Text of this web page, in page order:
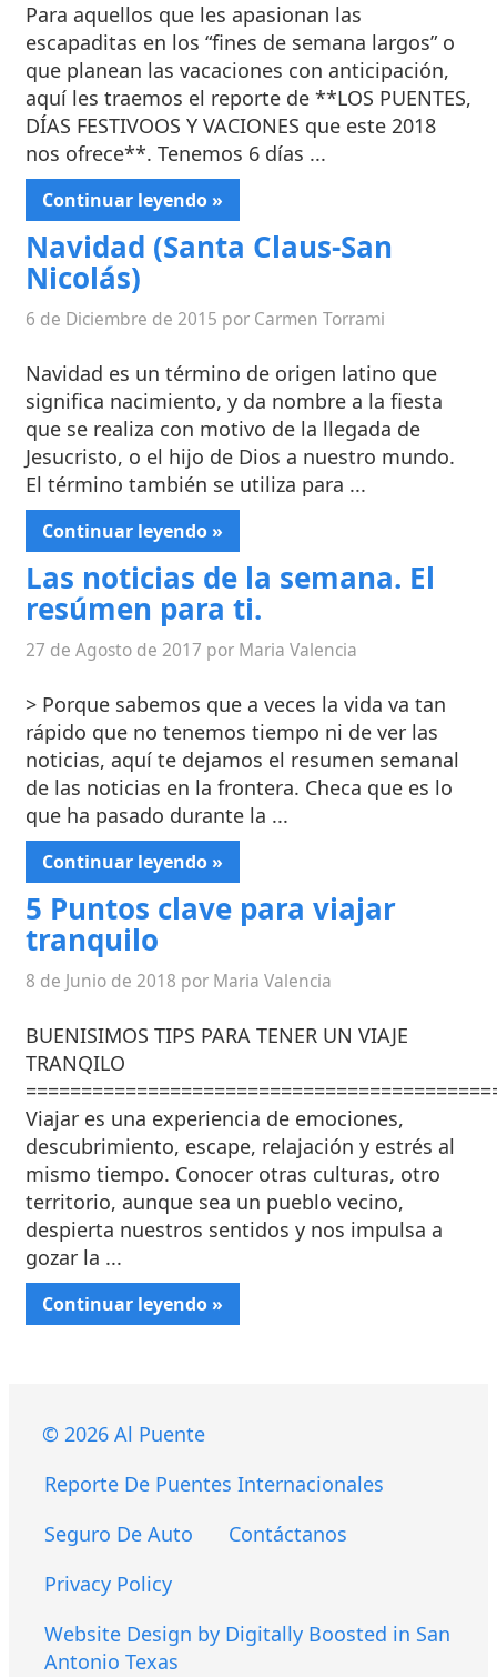
Para aquellos que les apasionan las
escapaditas en los “fines de semana largos” o
que planean las vacaciones con anticipación,
aquí les traemos el reporte de **LOS PUENTES,
DÍAS FESTIVOOS Y VACIONES que este 2018
nos ofrece**. Tenemos 6 días ...
Continuar leyendo »
Navidad (Santa Claus-San
Nicolás)
6 de Diciembre de 2015 por Carmen Torrami
Navidad es un término de origen latino que
significa nacimiento, y da nombre a la fiesta
que se realiza con motivo de la llegada de
Jesucristo, o el hijo de Dios a nuestro mundo.
El término también se utiliza para ...
Continuar leyendo »
Las noticias de la semana. El
resúmen para ti.
27 de Agosto de 2017 por Maria Valencia
> Porque sabemos que a veces la vida va tan
rápido que no tenemos tiempo ni de ver las
noticias, aquí te dejamos el resumen semanal
de las noticias en la frontera. Checa que es lo
que ha pasado durante la ...
Continuar leyendo »
5 Puntos clave para viajar
tranquilo
8 de Junio de 2018 por Maria Valencia
BUENISIMOS TIPS PARA TENER UN VIAJE
TRANQILO
Viajar es una experiencia de emociones,
descubrimiento, escape, relajación y estrés al
mismo tiempo. Conocer otras culturas, otro
territorio, aunque sea un pueblo vecino,
despierta nuestros sentidos y nos impulsa a
gozar la ...
Continuar leyendo »
© 2026 Al Puente
Reporte De Puentes Internacionales
Seguro De Auto
Contáctanos
Privacy Policy
Website Design by Digitally Boosted in San
Antonio Texas